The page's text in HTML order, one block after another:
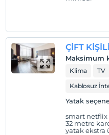
Evcil hayvan kabul
Sigara
Odalarda sigara içilmez
2 yaşına kadar olan
Her bir oda için 6 yaşına
ÇİFT
Maksimum
Klima TV
Kablosuz
Yatak
smart netflix
32 metre
yatak